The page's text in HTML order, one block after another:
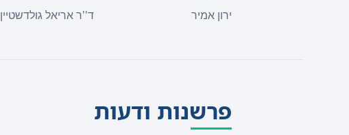
ירון אמיר ד''ר אריאל גולדשטיין
פרשנות ודעות